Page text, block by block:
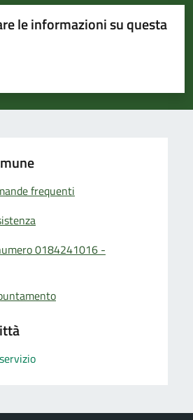
le informazioni su questa
5 stelle su 5
su 5
su 5
frequenti
0184241016 -